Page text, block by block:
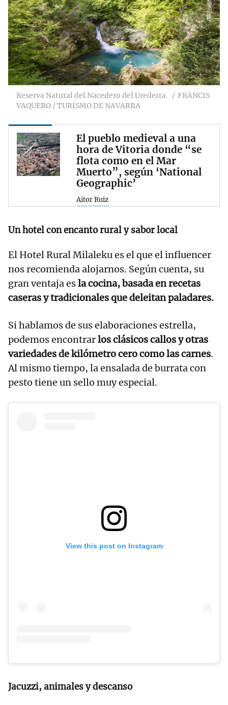
Reserva Natural del Nacedero del Urederra.
FRANCIS
VAQUERO / TURISMO DE NAVARRA
El pueblo medieval a una
hora de Vitoria donde “se
flota como en el Mar
Muerto”, según ‘National
Geographic’
Aitor Ruiz
Un hotel con encanto rural y sabor local
El Hotel Rural Milaleku es el que el influencer
nos recomienda alojarnos. Según cuenta, su
gran ventaja esla cocina, basada en recetas
caseras y tradicionales que deleitan paladares.
Si hablamos de sus elaboraciones estrella,
podemos encontrarlos clásicos callos y otras
variedades de kilómetro cero como las carnes.
Al mismo tiempo, la ensalada de burrata con
pesto tiene un sello muy especial.
View this post on Instagram
Jacuzzi, animales y descanso